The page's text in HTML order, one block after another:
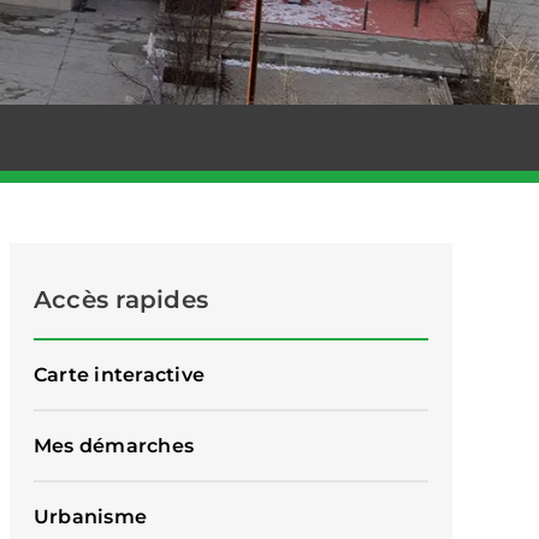
Accès rapides
Carte interactive
Mes démarches
Urbanisme